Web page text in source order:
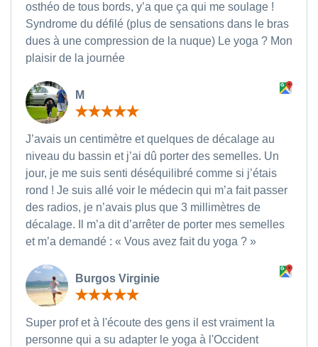
osthéo de tous bords, y’a que ça qui me soulage !
Syndrome du défilé (plus de sensations dans le bras
dues à une compression de la nuque) Le yoga ? Mon
plaisir de la journée
M
J’avais un centimètre et quelques de décalage au
niveau du bassin et j’ai dû porter des semelles. Un
jour, je me suis senti déséquilibré comme si j’étais
rond ! Je suis allé voir le médecin qui m’a fait passer
des radios, je n’avais plus que 3 millimètres de
décalage. Il m’a dit d’arrêter de porter mes semelles
et m’a demandé : « Vous avez fait du yoga ? »
Burgos Virginie
Super prof et à l'écoute des gens il est vraiment la
personne qui a su adapter le yoga à l'Occident